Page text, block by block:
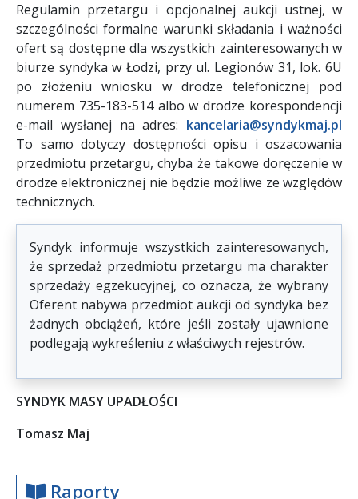
Regulamin przetargu i opcjonalnej aukcji ustnej, w
szczególności formalne warunki składania i ważności
ofert są dostępne dla wszystkich zainteresowanych w
biurze syndyka w Łodzi, przy ul. Legionów 31, lok. 6U
po złożeniu wniosku w drodze telefonicznej pod
numerem 735-183-514 albo w drodze korespondencji
e-mail wysłanej na adres: kancelaria@syndykmaj.pl
To samo dotyczy dostępności opisu i oszacowania
przedmiotu przetargu, chyba że takowe doręczenie w
drodze elektronicznej nie będzie możliwe ze względów
technicznych.
Syndyk informuje wszystkich zainteresowanych,
że sprzedaż przedmiotu przetargu ma charakter
sprzedaży egzekucyjnej, co oznacza, że wybrany
Oferent nabywa przedmiot aukcji od syndyka bez
żadnych obciążeń, które jeśli zostały ujawnione
podlegają wykreśleniu z właściwych rejestrów.
SYNDYK MASY UPADŁOŚCI
Tomasz Maj
Raporty